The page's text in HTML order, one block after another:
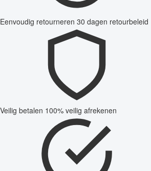
Eenvoudig retourneren 30 dagen retourbeleid
Veilig betalen 100% veilig afrekenen